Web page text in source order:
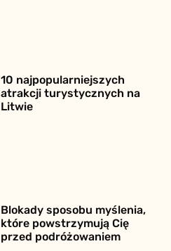
10 najpopularniejszych
atrakcji turystycznych na
Litwie
Blokady sposobu myślenia,
które powstrzymują Cię
przed podróżowaniem